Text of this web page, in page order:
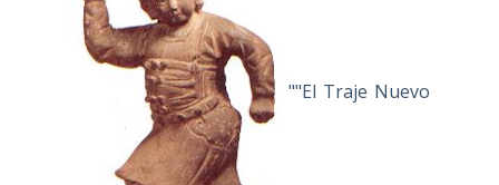
""El Traje Nuevo